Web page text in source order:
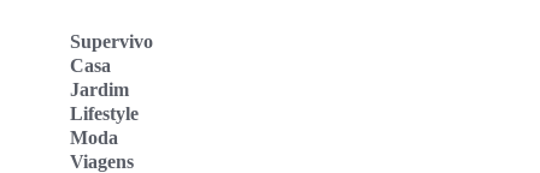
Supervivo
Casa
Jardim
Lifestyle
Moda
Viagens